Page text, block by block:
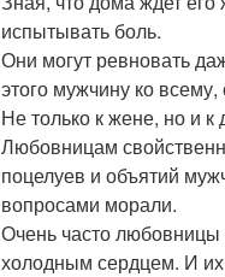
испытывать боль.
Они могут ревновать
этого мужчину ко
Не только к жене, но и
Любовницам
поцелуев и объятий
вопросами морали.
Очень часто любовницы
холодным сердцем. И их